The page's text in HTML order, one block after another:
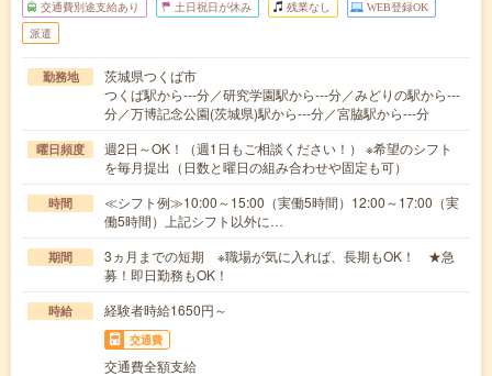
交通費別途支給あり 土日祝日が休み 残業なし WEB登録OK
派遣
勤務地
茨城県つくば市
つくば駅から---分／研究学園駅から---分／みどりの駅から---
分／万博記念公園(茨城県)駅から---分／宮脇駅から---分
曜日頻度
週2日～OK！（週1日もご相談ください！） ※希望のシフト
を毎月提出（日数と曜日の組み合わせや固定も可）
時間
≪シフト例≫10:00～15:00（実働5時間）12:00～17:00（実
働5時間）上記シフト以外に…
期間
3ヵ月までの短期 ※職場が気に入れば、長期もOK！ ★急
募！即日勤務もOK！
時給 経験者時給1650円～
交通費
交通費全額支給